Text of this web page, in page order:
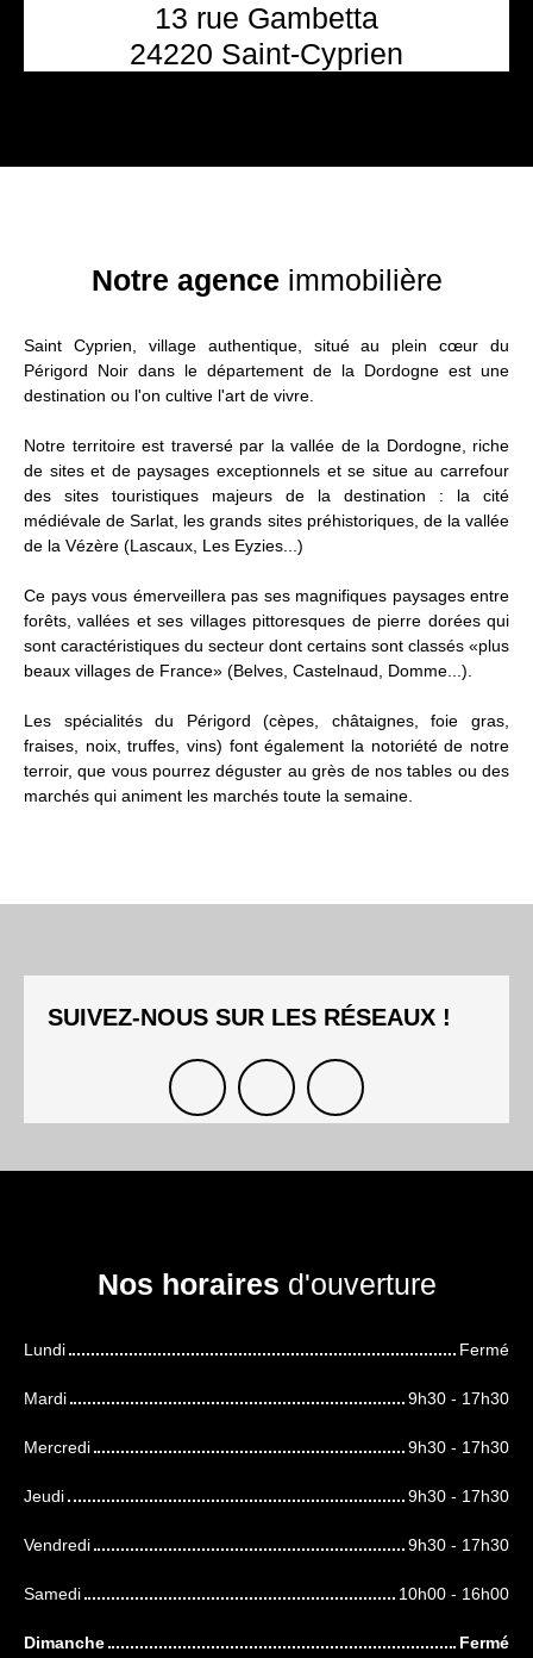
13 rue Gambetta
24220 Saint-Cyprien
Notre agence immobilière
Saint Cyprien, village authentique, situé au plein cœur du
Périgord Noir dans le département de la Dordogne est une
destination ou l'on cultive l'art de vivre.
Notre territoire est traversé par la vallée de la Dordogne, riche
de sites et de paysages exceptionnels et se situe au carrefour
des sites touristiques majeurs de la destination : la cité
médiévale de Sarlat, les grands sites préhistoriques, de la vallée
de la Vézère (Lascaux, Les Eyzies...)
Ce pays vous émerveillera pas ses magnifiques paysages entre
forêts, vallées et ses villages pittoresques de pierre dorées qui
sont caractéristiques du secteur dont certains sont classés «plus
beaux villages de France» (Belves, Castelnaud, Domme...).
Les spécialités du Périgord (cèpes, châtaignes, foie gras,
fraises, noix, truffes, vins) font également la notoriété de notre
terroir, que vous pourrez déguster au grès de nos tables ou des
marchés qui animent les marchés toute la semaine.
SUIVEZ-NOUS SUR LES RÉSEAUX !
Nos horaires d'ouverture
Lundi Fermé
Mardi 9h30 - 17h30
Mercredi 9h30 - 17h30
Jeudi 9h30 - 17h30
Vendredi 9h30 - 17h30
Samedi 10h00 - 16h00
Dimanche Fermé